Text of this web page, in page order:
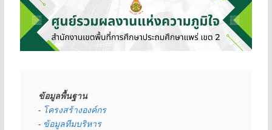
ข้อมูลพื้นฐาน
- โครงสร้างองค์กร
- ข้อมูลทีมบริหาร